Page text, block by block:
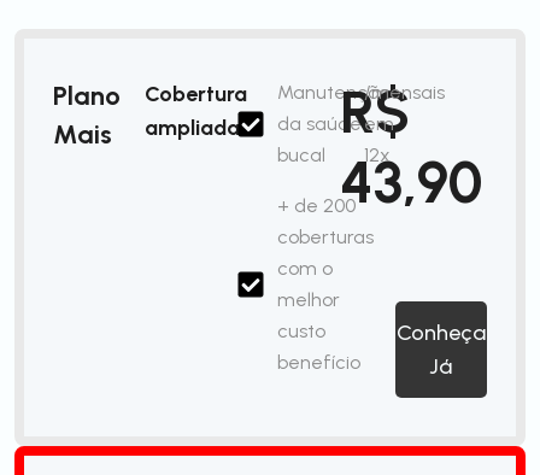
Plano
Mais
Cobertura
ampliada
Manutenção
da saúde
bucal
+ de 200
coberturas
com o
melhor
custo
benefício
R$
43,90
/mensais
em
12x
Conheça
Já